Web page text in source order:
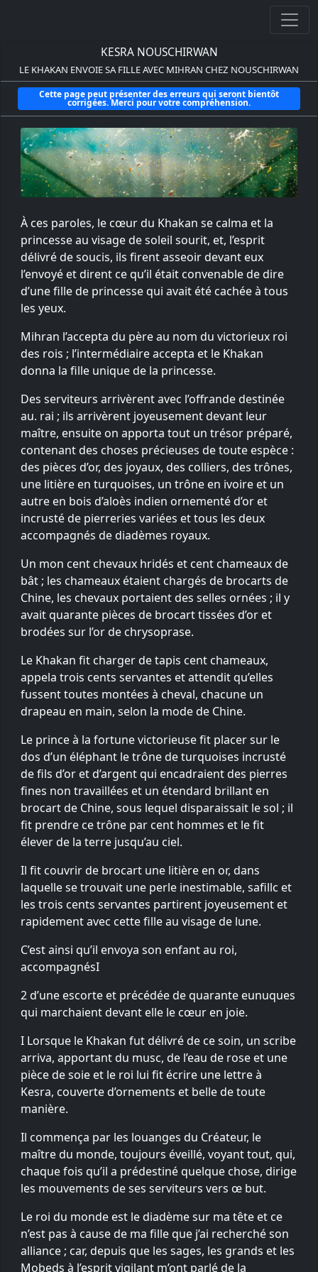
KESRA NOUSCHIRWAN
LE KHAKAN ENVOIE SA FILLE AVEC MIHRAN CHEZ NOUSCHIRWAN
Cette page peut présenter des erreurs qui seront bientôt
corrigées. Merci pour votre compréhension.
À ces paroles, le cœur du Khakan se calma et la
princesse au visage de soleil sourit, et, l’esprit
délivré de soucis, ils firent asseoir devant eux
l’envoyé et dirent ce qu’il était convenable de dire
d’une fille de princesse qui avait été cachée à tous
les yeux.
Mihran l’accepta du père au nom du victorieux roi
des rois ; l’intermédiaire accepta et le Khakan
donna la fille unique de la princesse.
Des serviteurs arrivèrent avec l’offrande destinée
au. rai ; ils arrivèrent joyeusement devant leur
maître, ensuite on apporta tout un trésor préparé,
contenant des choses précieuses de toute espèce :
des pièces d’or, des joyaux, des colliers, des trônes,
une litière en turquoises, un trône en ivoire et un
autre en bois d’aloès indien ornementé d’or et
incrusté de pierreries variées et tous les deux
accompagnés de diadèmes royaux.
Un mon cent chevaux hridés et cent chameaux de
bât ; les chameaux étaient chargés de brocarts de
Chine, les chevaux portaient des selles ornées ; il y
avait quarante pièces de brocart tissées d’or et
brodées sur l’or de chrysoprase.
Le Khakan fit charger de tapis cent chameaux,
appela trois cents servantes et attendit qu’elles
fussent toutes montées à cheval, chacune un
drapeau en main, selon la mode de Chine.
Le prince à la fortune victorieuse fit placer sur le
dos d’un éléphant le trône de turquoises incrusté
de fils d’or et d’argent qui encadraient des pierres
fines non travaillées et un étendard brillant en
brocart de Chine, sous lequel disparaissait le sol ; il
fit prendre ce trône par cent hommes et le fit
élever de la terre jusqu’au ciel.
Il fit couvrir de brocart une litière en or, dans
laquelle se trouvait une perle inestimable, safillc et
les trois cents servantes partirent joyeusement et
rapidement avec cette fille au visage de lune.
C’est ainsi qu’il envoya son enfant au roi,
accompagnésI
2 d’une escorte et précédée de quarante eunuques
qui marchaient devant elle le cœur en joie.
I Lorsque le Khakan fut délivré de ce soin, un scribe
arriva, apportant du musc, de l’eau de rose et une
pièce de soie et le roi lui fit écrire une lettre à
Kesra, couverte d’ornements et belle de toute
manière.
Il commença par les louanges du Créateur, le
maître du monde, toujours éveillé, voyant tout, qui,
chaque fois qu’il a prédestiné quelque chose, dirige
les mouvements de ses serviteurs vers œ but.
Le roi du monde est le diadème sur ma tête et ce
n’est pas à cause de ma fille que j’ai recherché son
alliance ; car, depuis que les sages, les grands et les
Mobeds à l’esprit vigilant m’ont parlé de la